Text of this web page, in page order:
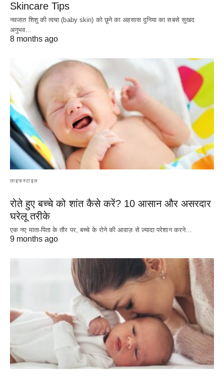
Skincare Tips
नवजात शिशु की त्वचा (baby skin) को छूने का अहसास दुनिया का सबसे सुखद
अनुभव…
8 months ago
लाइफस्टाइल
रोते हुए बच्चे को शांत कैसे करें? 10 आसान और असरदार
घरेलू तरीके
एक नए माता-पिता के तौर पर, बच्चे के रोने की आवाज़ से ज़्यादा परेशान करने…
9 months ago